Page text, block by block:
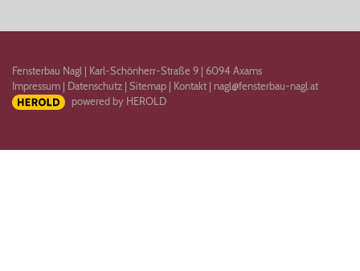
Fensterbau Nagl | Karl-Schönherr-Straße 9 | 6094 Axams
Impressum | Datenschutz | Sitemap | Kontakt | nagl@fensterbau-nagl.at
powered by HEROLD